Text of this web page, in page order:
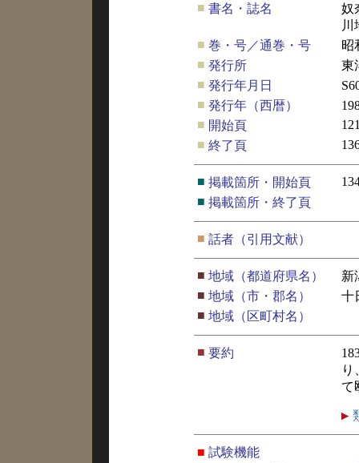
■ 書名・誌名
奴
■ 巻・号／通巻・号
昭
■ 発行所
東
■ 発行年月日
■ 発行年（西暦）
■ 開始頁
■ 終了頁
■ 掲載箇所・開始頁
■ 掲載箇所・終了頁
■ 話者（引用文献）
■ 地域（都道府県名）
新
■ 地域（市・郡名）
十
■ 地域（区町村名）
■ 要約
り
て
■ 試験機能